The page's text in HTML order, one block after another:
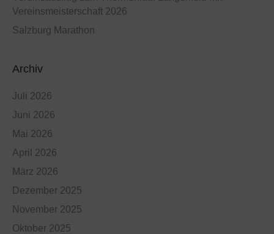
Vereinsmeisterschaft 2026
Salzburg Marathon
Archiv
Juli 2026
Juni 2026
Mai 2026
April 2026
März 2026
Dezember 2025
November 2025
Oktober 2025